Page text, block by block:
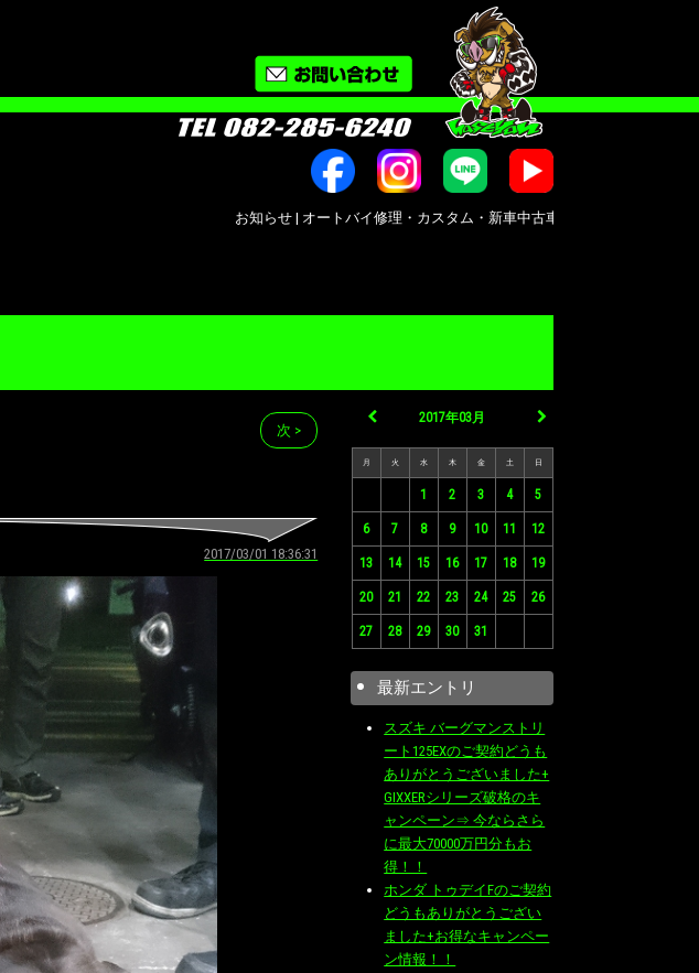
お知らせ | オートバイ修理・カスタム・新車中古車販売｜広島市南区大州｜Bike
次 >
2017/03/01 18:36:31
2017年03月
月 火 水 木 金 土 日
1 2 3 4 5
6 7 8 9 10 11 12
13 14 15 16 17 18 19
20 21 22 23 24 25 26
27 28 29 30 31
最新エントリ
スズキ バーグマンストリ
ート125EXのご契約どうも
ありがとうございました+
GIXXERシリーズ破格のキ
ャンペーン⇒ 今ならさら
に最大70000万円分もお
得！！
ホンダ トゥデイFのご契約
どうもありがとうござい
ました+お得なキャンペー
ン情報！！